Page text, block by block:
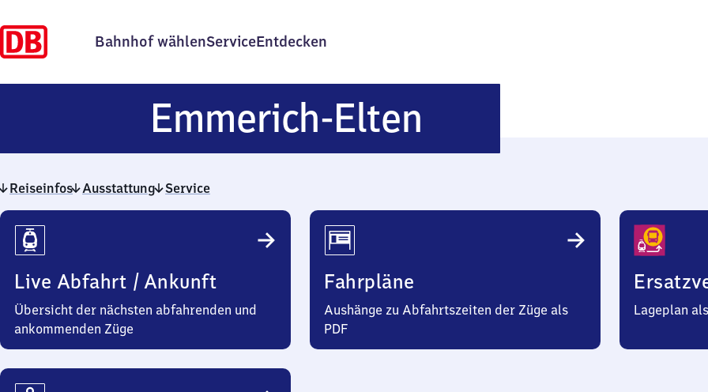
Bahnhof wählenServiceEntdecken
Emmerich-Elten
Elten
Reiseinfos Ausstattung Service
Reiseinfos
Live Abfahrt / Ankunft
Übersicht der nächsten abfahrenden und
ankommenden Züge
Fahrpläne
Aushänge zu Abfahrtszeiten der Züge als
PDF
Lageplan